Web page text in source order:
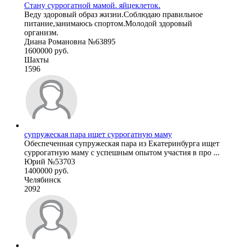
Стану суррогатной мамой. яйцеклеток.
Веду здоровый образ жизни.Соблюдаю правильное
питание,занимаюсь спортом.Молодой здоровый
организм.
Диана Романовна №63895
1600000 руб.
Шахты
1596
супружеская пара ищет суррогатную маму
Обеспеченная супружеская пара из Екатеринбурга ищет
суррогатную маму с успешным опытом участия в про ...
Юрий №53703
1400000 руб.
Челябинск
2092